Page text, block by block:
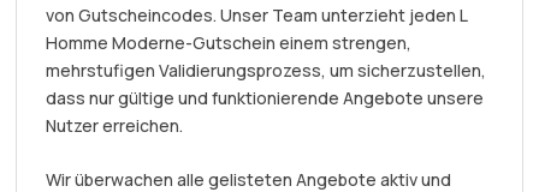
von Gutscheincodes. Unser Team unterzieht jeden L
Homme Moderne-Gutschein einem strengen,
mehrstufigen Validierungsprozess, um sicherzustellen,
dass nur gültige und funktionierende Angebote unsere
Nutzer erreichen.
Wir überwachen alle gelisteten Angebote aktiv und